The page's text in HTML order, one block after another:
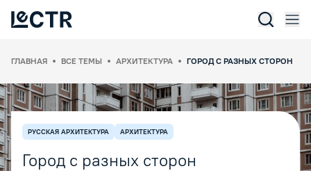
ГЛАВНАЯ ВСЕ ТЕМЫ АРХИТЕКТУРА ГОРОД С РАЗНЫХ СТОРОН
РУССКАЯ АРХИТЕКТУРА АРХИТЕКТУРА
Город с разных сторон